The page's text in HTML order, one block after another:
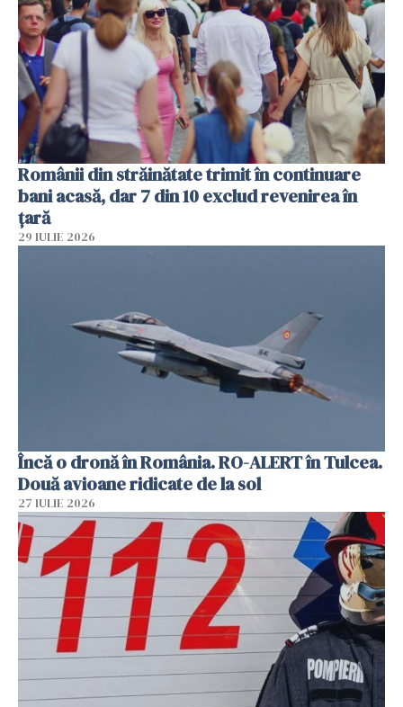
Românii din străinătate trimit în continuare
bani acasă, dar 7 din 10 exclud revenirea în
țară
29 IULIE 2026
Încă o dronă în România. RO-ALERT în Tulcea.
Două avioane ridicate de la sol
27 IULIE 2026